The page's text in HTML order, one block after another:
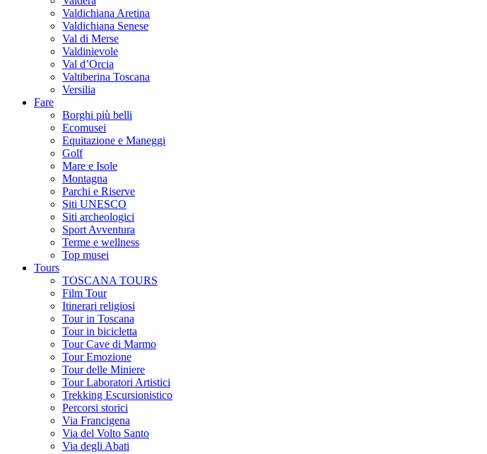
Valdichiana Aretina
Valdichiana Senese
Val di Merse
Valdinievole
Val d’Orcia
Valtiberina Toscana
Versilia
Fare
Borghi più belli
Ecomusei
Equitazione e Maneggi
Golf
Mare e Isole
Montagna
Parchi e Riserve
Siti UNESCO
Siti archeologici
Sport Avventura
Terme e wellness
Top musei
Tours
TOSCANA TOURS
Film Tour
Itinerari religiosi
Tour in Toscana
Tour in bicicletta
Tour Cave di Marmo
Tour Emozione
Tour delle Miniere
Tour Laboratori Artistici
Trekking Escursionistico
Percorsi storici
Via Francigena
Via del Volto Santo
Via degli Abati